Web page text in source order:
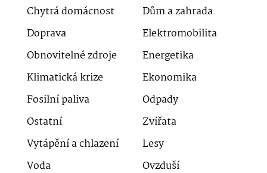
Chytrá domácnost
Dům a zahrada
Doprava
Elektromobilita
Obnovitelné zdroje
Energetika
Klimatická krize
Ekonomika
Fosilní paliva
Odpady
Ostatní
Zvířata
Vytápění a chlazení
Lesy
Voda
Ovzduší